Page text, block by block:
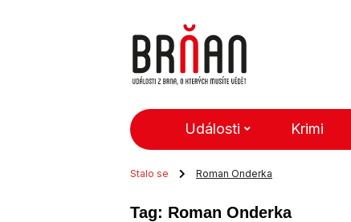
Události Krimi
Stalo se Roman Onderka
Tag: Roman Onderka